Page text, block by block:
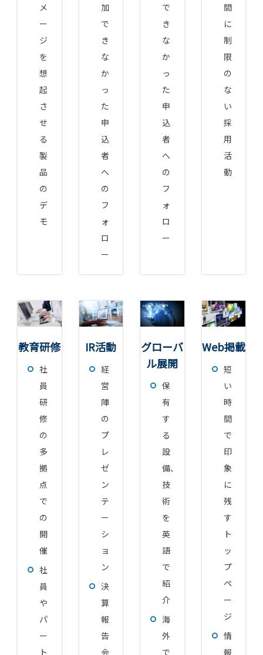
メ
ー
ジ
を
想
起
さ
せ
る
製
品
の
デ
モ
加
で
き
な
か
っ
た
申
込
者
へ
の
フ
ォ
ロ
ー
で
き
な
か
っ
た
申
込
者
へ
の
フ
ォ
ロ
ー
間
に
制
限
の
な
い
採
用
活
動
教育研修
社
員
研
修
の
多
拠
点
で
の
開
催
社
員
や
パ
ー
ト
IR活動
経
営
陣
の
プ
レ
ゼ
ン
テ
ー
シ
ョ
ン
決
算
報
告
会
グローバ
ル展開
保
有
す
る
設
備、
技
術
を
英
語
で
紹
介
海
外
で
Web掲載
短
い
時
間
で
印
象
に
残
す
ト
ッ
プ
ペ
ー
ジ
情
報